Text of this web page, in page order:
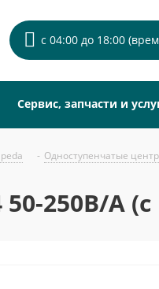
с 04:00 до 18:00
Сервис, запчасти и
- Одноступенчатые
250B/A